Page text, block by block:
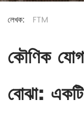
লেখক: FTM
কৌণিক
বোঝা: